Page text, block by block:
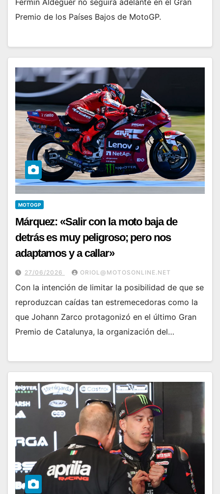
Fermín Aldeguer no seguirá adelante en el Gran
Premio de los Países Bajos de MotoGP.
MOTOGP
Márquez: «Salir con la moto baja de
detrás es muy peligroso; pero nos
adaptamos y a callar»
27/06/2026 ORIOL@MOTOSONLINE.NET
Con la intención de limitar la posibilidad de que se
reproduzcan caídas tan estremecedoras como la
que Johann Zarco protagonizó en el último Gran
Premio de Catalunya, la organización del…